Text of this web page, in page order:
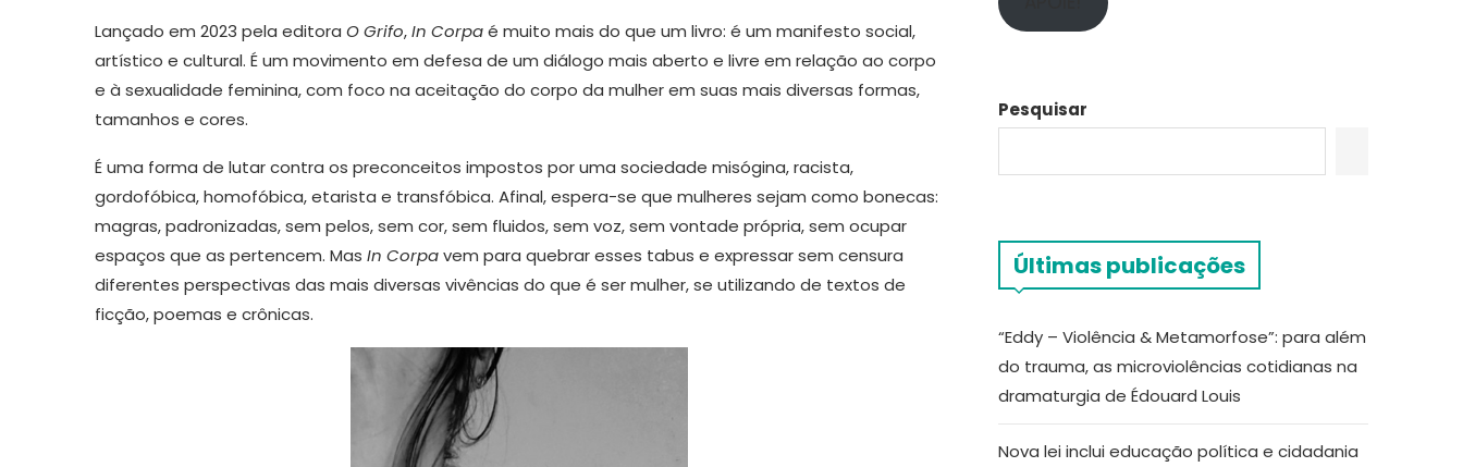
Lançado em 2023 pela editora O Grifo,In Corpaé muito mais do que um livro: é um manifesto social,
artístico e cultural. É um movimento em defesa de um diálogo mais aberto e livre em relação ao corpo
e à sexualidade feminina, com foco na aceitação do corpo da mulher em suas mais diversas formas,
tamanhos e cores.
É uma forma de lutar contra os preconceitos impostos por uma sociedade misógina, racista,
gordofóbica, homofóbica, etarista e transfóbica. Afinal, espera-se que mulheres sejam como bonecas:
magras, padronizadas, sem pelos, sem cor, sem fluidos, sem voz, sem vontade própria, sem ocupar
espaços que as pertencem. Mas In Corpavem para quebrar esses tabus e expressar sem censura
diferentes perspectivas das mais diversas vivências do que é ser mulher, se utilizando de textos de
ficção, poemas e crônicas.
Pesquisar
Últimas publicações
“Eddy – Violência & Metamorfose”: para além
do trauma, as microviolências cotidianas na
dramaturgia de Édouard Louis
Nova lei inclui educação política e cidadania